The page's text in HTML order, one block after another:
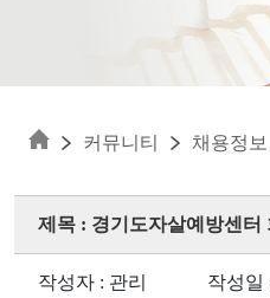
커뮤니티 채용정보
제목 : 경기도자살예방센터
작성자 : 관리
작성일